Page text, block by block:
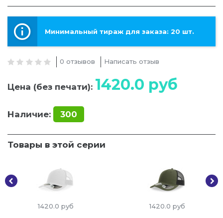
Минимальный тираж для заказа: 20 шт.
0 отзывов Написать отзыв
Цена (без печати): 1420.0 руб
Наличие: 300
Товары в этой серии
1420.0 руб 1420.0 руб